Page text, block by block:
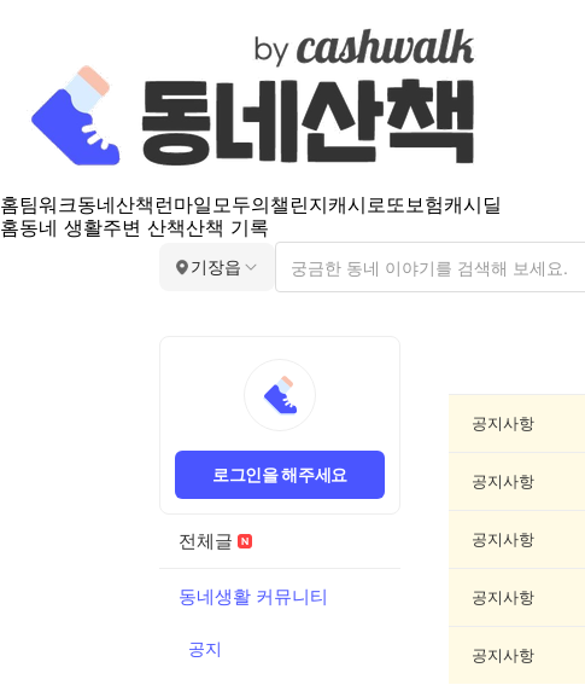
홈팀워크동네산책 런마일모두의챌린지캐시로또보험캐시딜
홈동네 생활주변 산책산책 기록
기장읍
로그인을 해주세요
전체글
동네생활 커뮤니티
공지
읍
공지사항
공지사항
공지사항
공지사항
공지사항